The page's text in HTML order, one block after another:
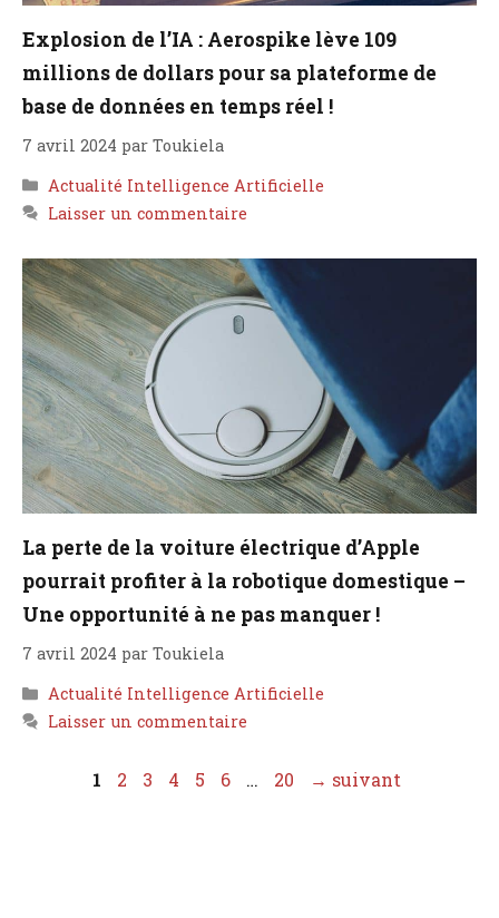
Explosion de l’IA : Aerospike lève 109
millions de dollars pour sa plateforme de
base de données en temps réel !
7 avril 2024 par Toukiela
Catégories
Actualité Intelligence Artificielle
Laisser un commentaire
La perte de la voiture électrique d’Apple
pourrait profiter à la robotique domestique –
Une opportunité à ne pas manquer !
7 avril 2024 par Toukiela
Catégories
Actualité Intelligence Artificielle
Laisser un commentaire
Page
1 Page
2 Page
3 Page
4 Page
5 Page
6 … Page
20 → suivant